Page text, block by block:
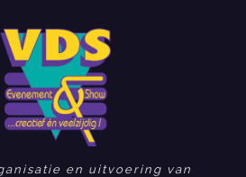
en uitvoering van